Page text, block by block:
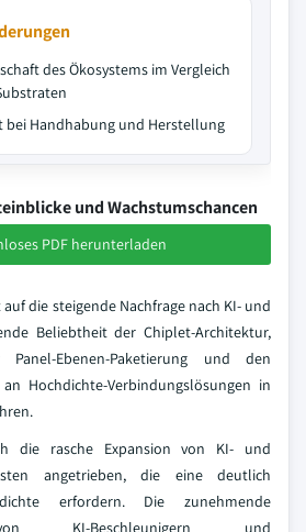
des Ökosystems im Vergleich
bei Handhabung und Herstellung
und Wachstumschancen
PDF herunterladen
die steigende Nachfrage nach KI- und
Beliebtheit der Chiplet-Architektur,
Ebenen-Paketierung und den
Hochdichte-Verbindungslösungen in
die rasche Expansion von KI- und
angetrieben, die eine deutlich
erfordern. Die zunehmende
KI-Beschleunigern und